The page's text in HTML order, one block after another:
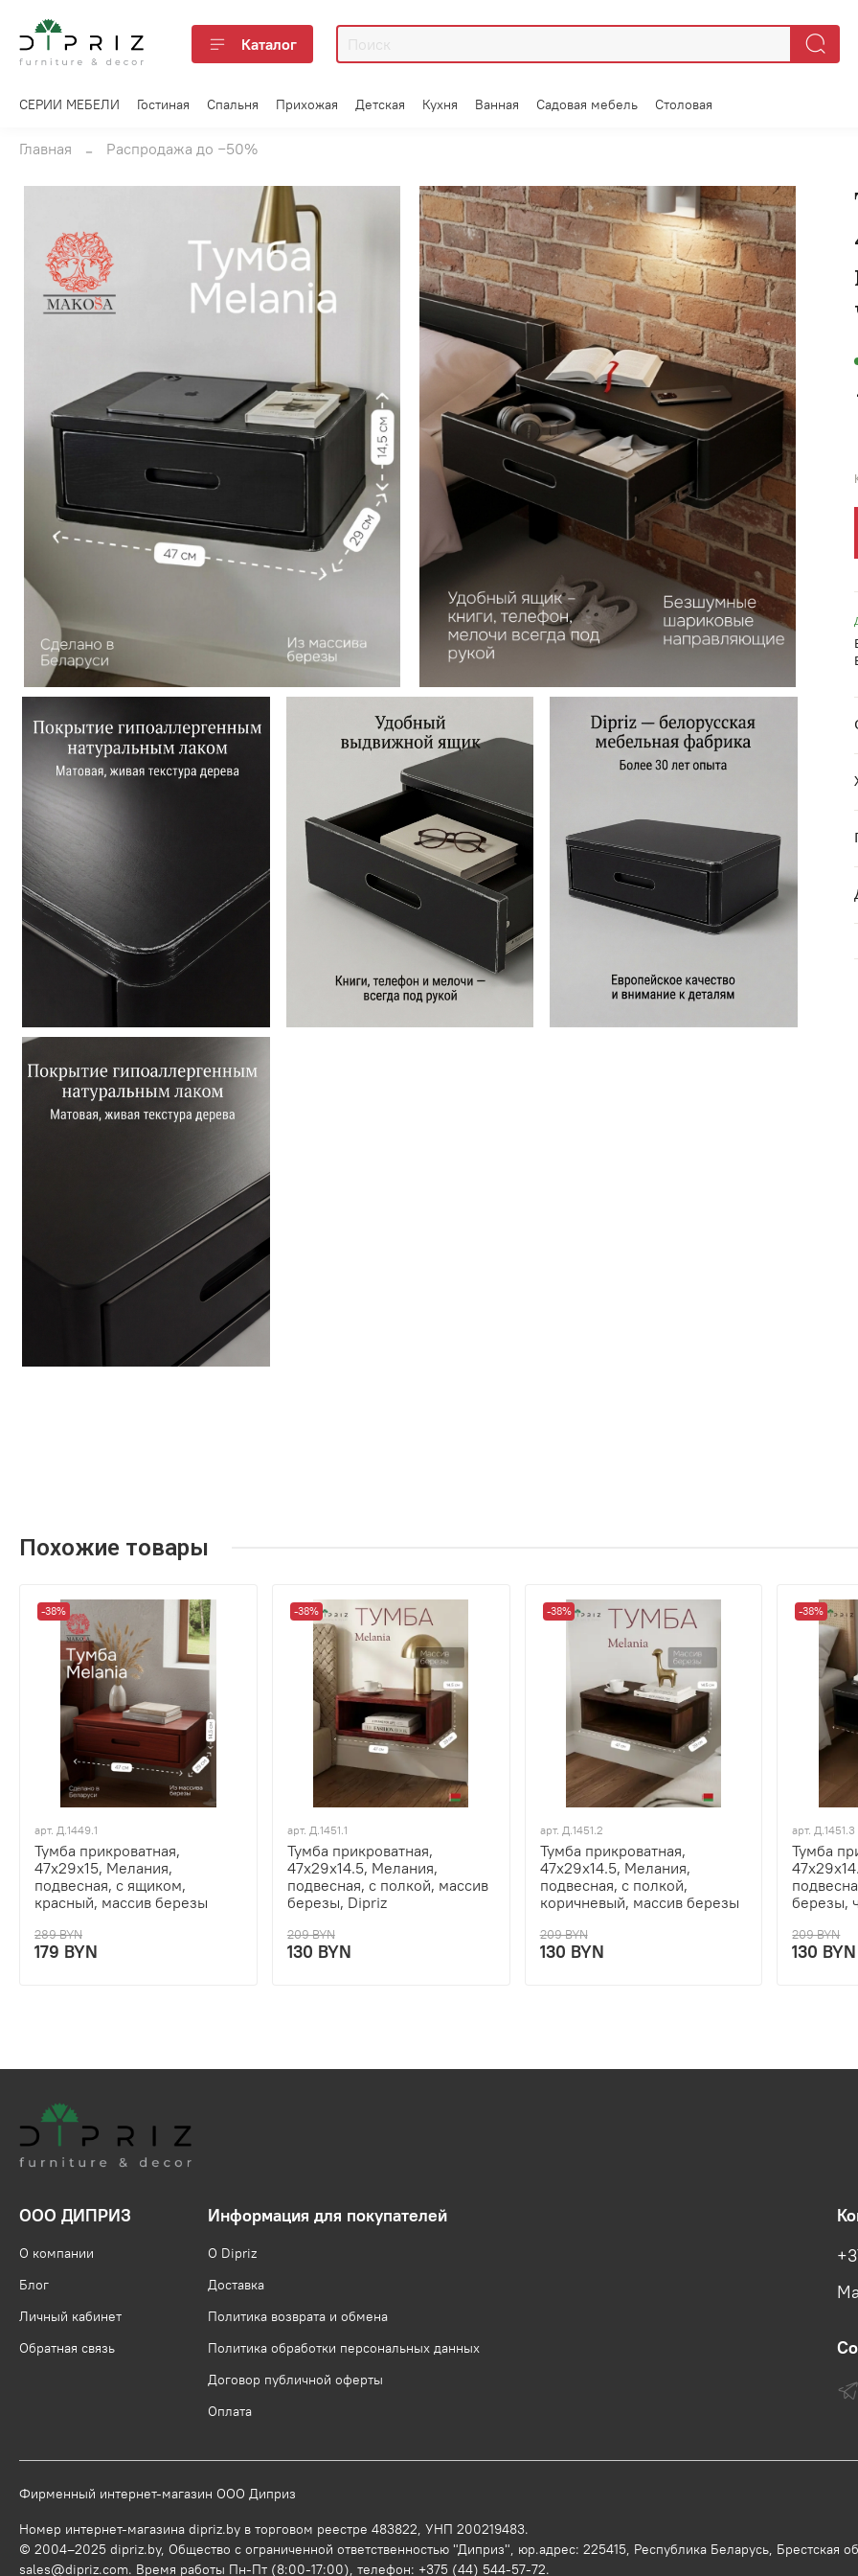
Каталог
СЕРИИ МЕБЕЛИ Гостиная Спальня Прихожая Детская Кухня Ванная Садовая мебель Столовая
Главная Распродажа до −50%
Похожие товары
-38%
арт. Д.1449.1
Тумба прикроватная,
47х29х15, Мелания,
подвесная, с ящиком,
красный, массив березы
289 BYN
179 BYN
-38%
арт. Д.1451.1
Тумба прикроватная,
47х29х14.5, Мелания,
подвесная, с полкой, массив
березы, Dipriz
209 BYN
130 BYN
-38%
арт. Д.1451.2
Тумба прикроватная,
47х29х14.5, Мелания,
подвесная, с полкой,
коричневый, массив березы
209 BYN
130 BYN
-38%
арт.Д.1451.3
Тумба
березы,
209 BYN
130 BYN
ООО ДИПРИЗ
О компании
Блог
Личный кабинет
Обратная связь
Информация для покупателей
О Dipriz
Доставка
Политика возврата и обмена
Политика обработки персональных данных
Договор публичной оферты
Оплата
Фирменный интернет-магазин ООО Диприз
Номер интернет-магазина dipriz.by в торговом реестре 483822, УНП 200219483.
© 2004–2025 dipriz.by, Общество с ограниченной ответственностью "Диприз", юр.адрес: 225415, Республика Беларусь, Брестская
sales@dipriz.com. Время работы Пн-Пт (8:00-17:00), телефон: +375 (44) 544-57-72.